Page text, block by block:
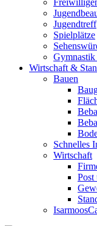
Jugendtreff
Spielplätze
Wirtschaft &
Bauen
Schnelles
Wirtschaft
Post